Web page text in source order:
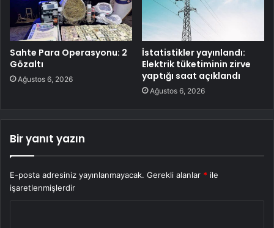
Sahte Para Operasyonu: 2
Gözaltı
Ağustos 6, 2026
İstatistikler yayınlandı:
Elektrik tüketiminin zirve
yaptığı saat açıklandı
Ağustos 6, 2026
Bir yanıt yazın
E-posta adresiniz yayınlanmayacak. Gerekli alanlar * ile
işaretlenmişlerdir